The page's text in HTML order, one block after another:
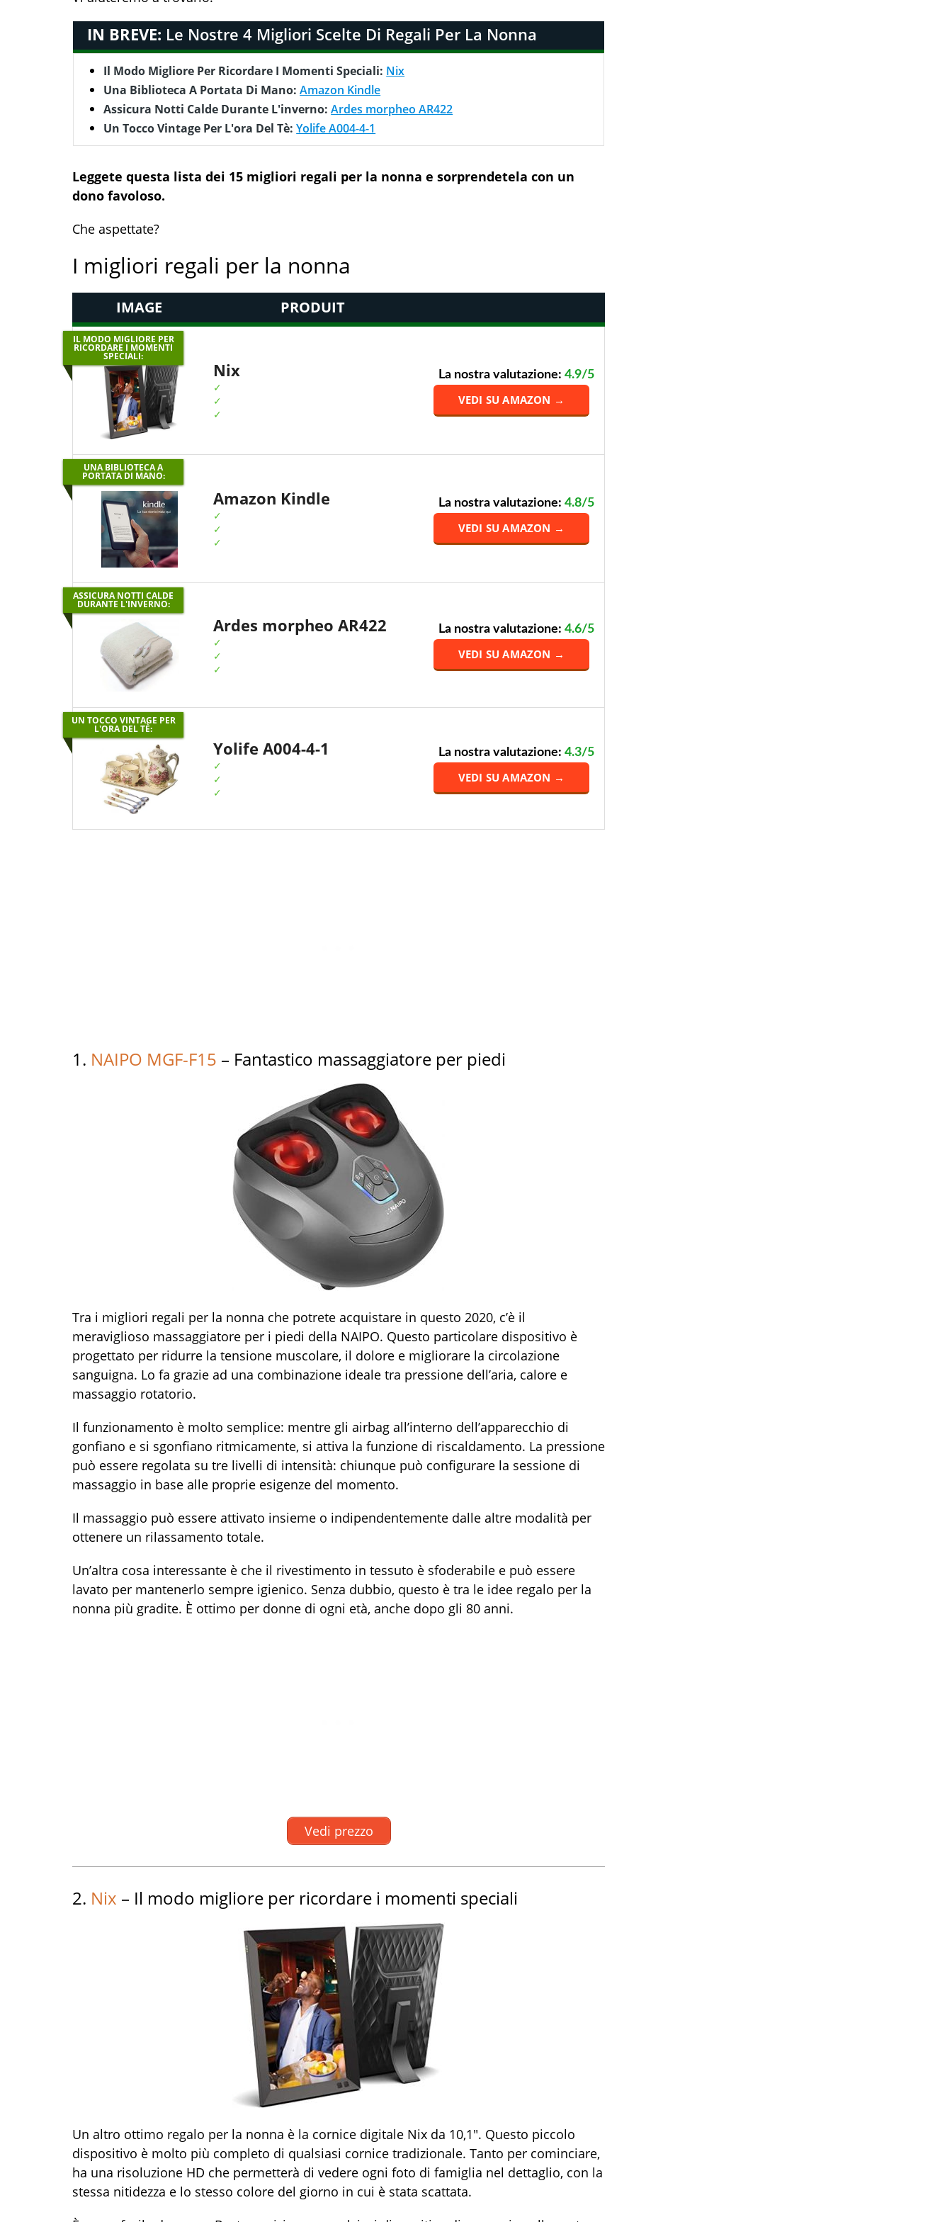
IN BREVE: Le Nostre 4 Migliori Scelte Di Regali Per La Nonna
Il Modo Migliore Per Ricordare I Momenti Speciali: Nix
Una Biblioteca A Portata Di Mano:Amazon Kindle
Assicura Notti Calde Durante L'inverno:Ardes morpheo AR422
Un Tocco Vintage Per L'ora Del Tè:Yolife A004-4-1
Leggete questa lista dei 15 migliori regali per la nonna e sorprendetela con un
dono favoloso.
Che aspettate?
I migliori regali per la nonna
IMAGE PRODUIT
IL MODO MIGLIORE PER
RICORDARE I MOMENTI
SPECIALI:
Nix La nostra valutazione: 4.9/5
VEDI SU AMAZON →
UNA BIBLIOTECA A
PORTATA DI MANO:
Amazon Kindle La nostra valutazione: 4.8/5
VEDI SU AMAZON →
ASSICURA NOTTI CALDE
DURANTE L'INVERNO:
Ardes morpheo AR422 La nostra valutazione: 4.6/5
VEDI SU AMAZON →
UN TOCCO VINTAGE PER
L'ORA DEL TÈ:
Yolife A004-4-1 La nostra valutazione: 4.3/5
VEDI SU AMAZON →
1. NAIPO MGF-F15 – Fantastico massaggiatore per piedi
Tra i migliori regali per la nonna che potrete acquistare in questo 2020, c’è il
meraviglioso massaggiatore per i piedi della NAIPO. Questo particolare dispositivo è
progettato per ridurre la tensione muscolare, il dolore e migliorare la circolazione
sanguigna. Lo fa grazie ad una combinazione ideale tra pressione dell’aria, calore e
massaggio rotatorio.
Il funzionamento è molto semplice: mentre gli airbag all’interno dell’apparecchio di
gonfiano e si sgonfiano ritmicamente, si attiva la funzione di riscaldamento. La pressione
può essere regolata su tre livelli di intensità: chiunque può configurare la sessione di
massaggio in base alle proprie esigenze del momento.
Il massaggio può essere attivato insieme o indipendentemente dalle altre modalità per
ottenere un rilassamento totale.
Un’altra cosa interessante è che il rivestimento in tessuto è sfoderabile e può essere
lavato per mantenerlo sempre igienico. Senza dubbio, questo è tra le idee regalo per la
nonna più gradite. È ottimo per donne di ogni età, anche dopo gli 80 anni.
Vedi prezzo
2. Nix – Il modo migliore per ricordare i momenti speciali
Un altro ottimo regalo per la nonna è la cornice digitale Nix da 10,1″. Questo piccolo
dispositivo è molto più completo di qualsiasi cornice tradizionale. Tanto per cominciare,
ha una risoluzione HD che permetterà di vedere ogni foto di famiglia nel dettaglio, con la
stessa nitidezza e lo stesso colore del giorno in cui è stata scattata.